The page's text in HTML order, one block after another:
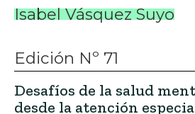
Isabel Vásquez Suyo
Edición Nº 71
Desafíos de la salud
desde la atención